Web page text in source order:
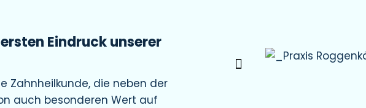
Eindruck unserer
Zahnheilkunde, die neben der
auch besonderen Wert auf